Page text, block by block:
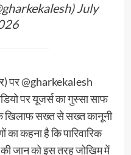
July
पर @gharkekalesh
पर यूजर्स का गुस्सा साफ
खिलाफ सख्त से सख्त कानूनी
का कहना है कि पारिवारिक
जान को इस तरह जोखिम में